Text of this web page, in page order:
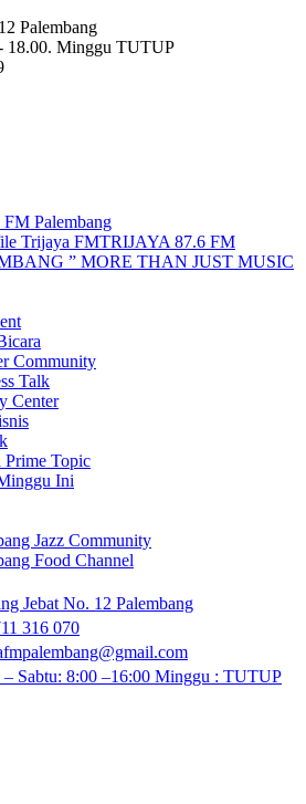
Palembang
18.00. Minggu TUTUP
Palembang
TRIJAYA 87.6 FM
” MORE THAN JUST MUSIC
Community
Talk
Center
Prime Topic
Ini
Jazz Community
Food Channel
Jebat No. 12 Palembang
316 070
– Sabtu: 8:00 –16:00 Minggu : TUTUP